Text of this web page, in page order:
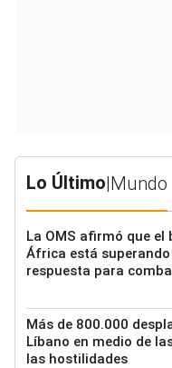
Lo Último|Mundo
La OMS afirmó que el
África está
respuesta para
Más de 800.000
Líbano en medio de
las hostilidades